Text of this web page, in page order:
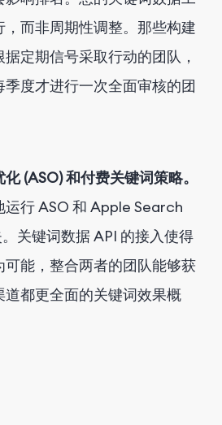
而非周期性调整。那些构建
定期信号采取行动的团队，
度才进行一次全面审核的团
(ASO) 和付费关键词策略。
运行 ASO 和 Apple Search
关键词数据 API 的接入使得
能，整合两者的团队能够获
都更全面的关键词效果概